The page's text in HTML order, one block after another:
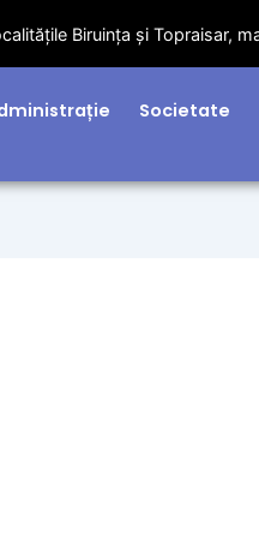
Societate